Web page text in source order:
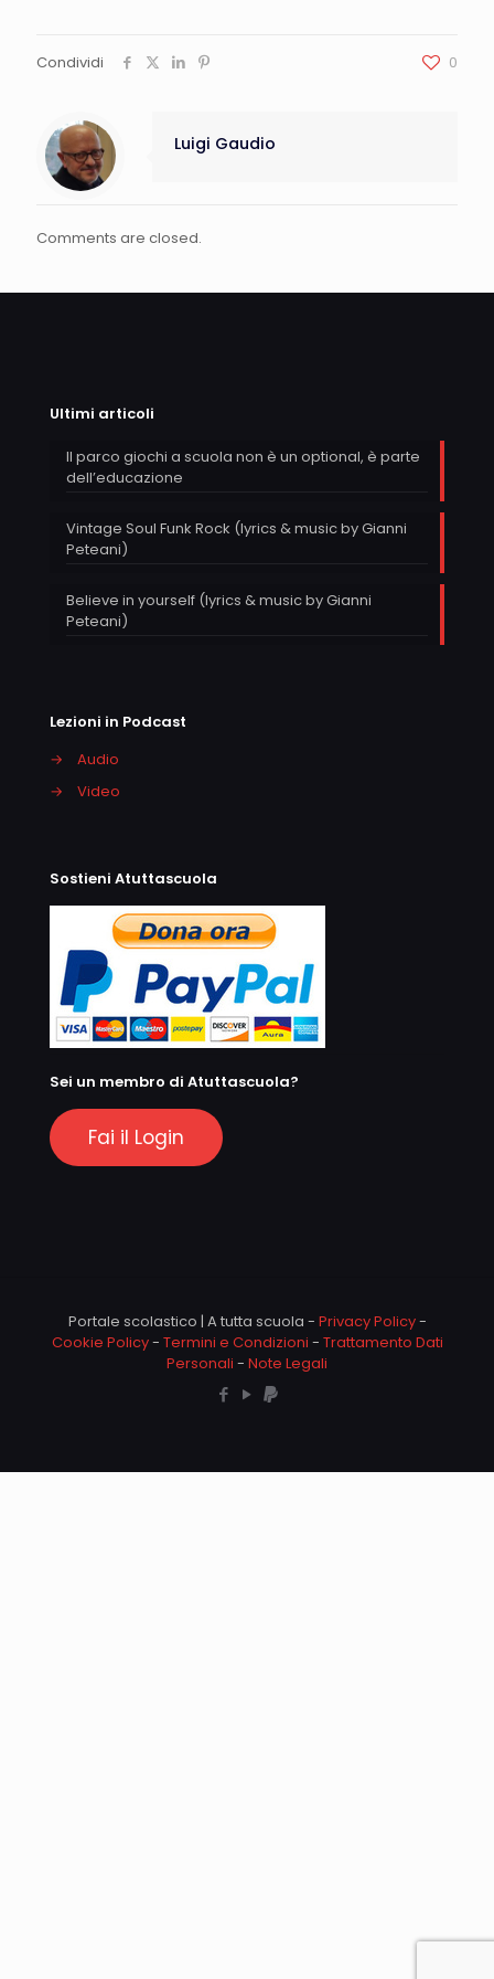
Condividi 0
Luigi Gaudio
Comments are closed.
Ultimi articoli
Il parco giochi a scuola non è un optional, è parte
dell’educazione
Vintage Soul Funk Rock (lyrics & music by Gianni
Peteani)
Believe in yourself (lyrics & music by Gianni
Peteani)
Lezioni in Podcast
→
Audio
→
Video
Sostieni Atuttascuola
Sei un membro di Atuttascuola?
Fai il Login
Portale scolastico | A tutta scuola - Privacy Policy-
Cookie Policy- Termini e Condizioni - Trattamento Dati
Personali - Note Legali